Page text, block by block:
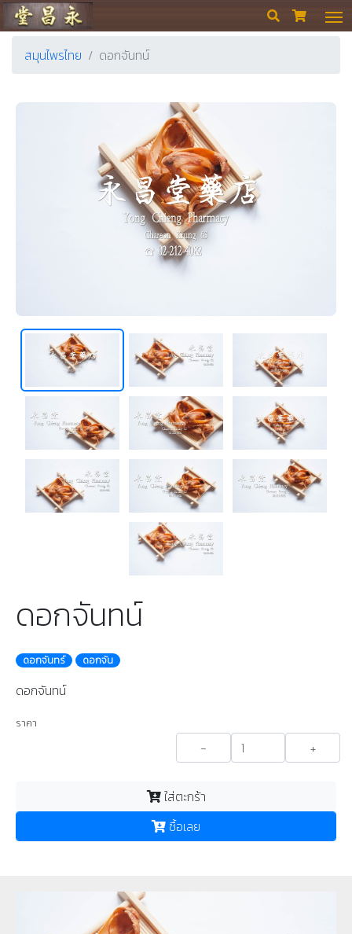
ร้านขายยา ย่งเชียงตึ๊ง  
สมุนไพรไทย ดอกจันทน์
ดอกจันทน์
ดอกจันทร์ ดอกจัน
ดอกจันทน์
ราคา
- +
ใส่ตะกร้า
ซื้อเลย